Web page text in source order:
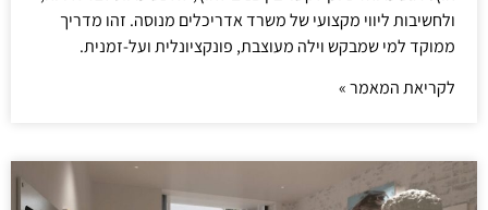
ולחשיבות ליווי מקצועי של משרד אדריכלים מנוסה. זהו מדריך
ממוקד למי שמבקש וילה מעוצבת, פונקציונלית ועל-זמנית.
לקריאת המאמר »